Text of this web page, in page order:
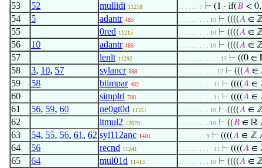
53 52 mullidi 11218 . . . . . . 7 ⊢ (1 · if(𝐵 <
54 5 adantr 485 . . . . . . . . . 10 ⊢ ((((𝐴 ∈
55 0red 11215 . . . . . . . . . 10 ⊢ ((((𝐴 ∈
56 10 adantr 485 . . . . . . . . . 10 ⊢ ((((𝐴 ∈
57 lenlt 11292 . . . . . . . . . . . . 13 ⊢ ((0 ∈
58 3, 10, 57 sylancr 598 . . . . . . . . . . . 12 ⊢ (((𝐴 ∈
59 58 biimpar 482 . . . . . . . . . . 11 ⊢ ((((𝐴 ∈
60 simplrl 788 . . . . . . . . . . 11 ⊢ ((((𝐴 ∈
61 56, 59, 60 ne0gt0d 11351 . . . . . . . . . 10 ⊢ ((((𝐴 ∈
62 ltmul2 12070 . . . . . . . . . 10 ⊢ ((𝐵 ∈ ℝ
63 54, 55, 56, 61 , 62 syl112anc 1401 . . . . . . . . 9 ⊢ ((((𝐴 ∈ ℤ
64 56 recnd 11241 . . . . . . . . . . 11 ⊢ ((((𝐴 ∈
65 64 mul01d 11413 . . . . . . . . . 10 ⊢ ((((𝐴 ∈